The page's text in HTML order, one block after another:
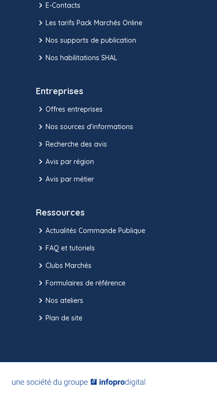
E-Contacts
Les tarifs Pack Marchés Online
Nos supports de publication
Nos habilitations SHAL
Entreprises
Offres entreprises
Nos sources d'informations
Recherche des avis
Avis par région
Avis par métier
Ressources
Actualités Commande Publique
FAQ et tutoriels
Clubs Marchés
Formulaires de référence
Nos ateliers
Plan de site